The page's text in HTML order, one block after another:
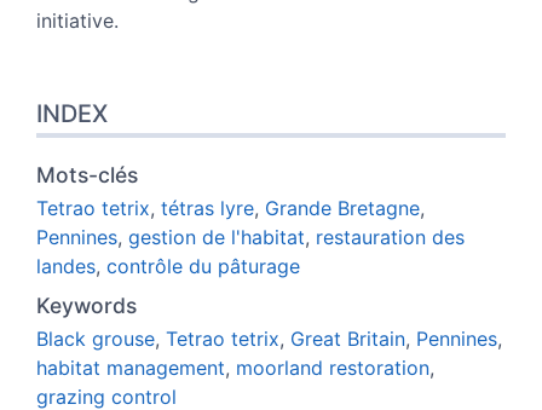
initiative.
INDEX
Mots-clés
Tetrao tetrix, tétras lyre, Grande Bretagne,
Pennines, gestion de l'habitat, restauration des
landes, contrôle du pâturage
Keywords
Black grouse, Tetrao tetrix, Great Britain, Pennines,
habitat management, moorland restoration,
grazing control